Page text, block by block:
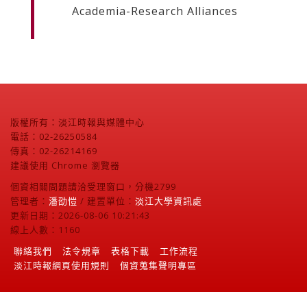
Academia-Research Alliances
版權所有：淡江時報與媒體中心
電話：02-26250584
傳真：02-26214169
建議使用 Chrome 瀏覽器
個資相關問題請洽受理窗口，分機2799
管理者： 潘劭愷 / 建置單位： 淡江大學資訊處
更新日期：2026-08-06 10:21:43
線上人數：1160
聯絡我們
法令規章 表格下載
工作流程
淡江時報網頁使用規則
個資蒐集聲明專區